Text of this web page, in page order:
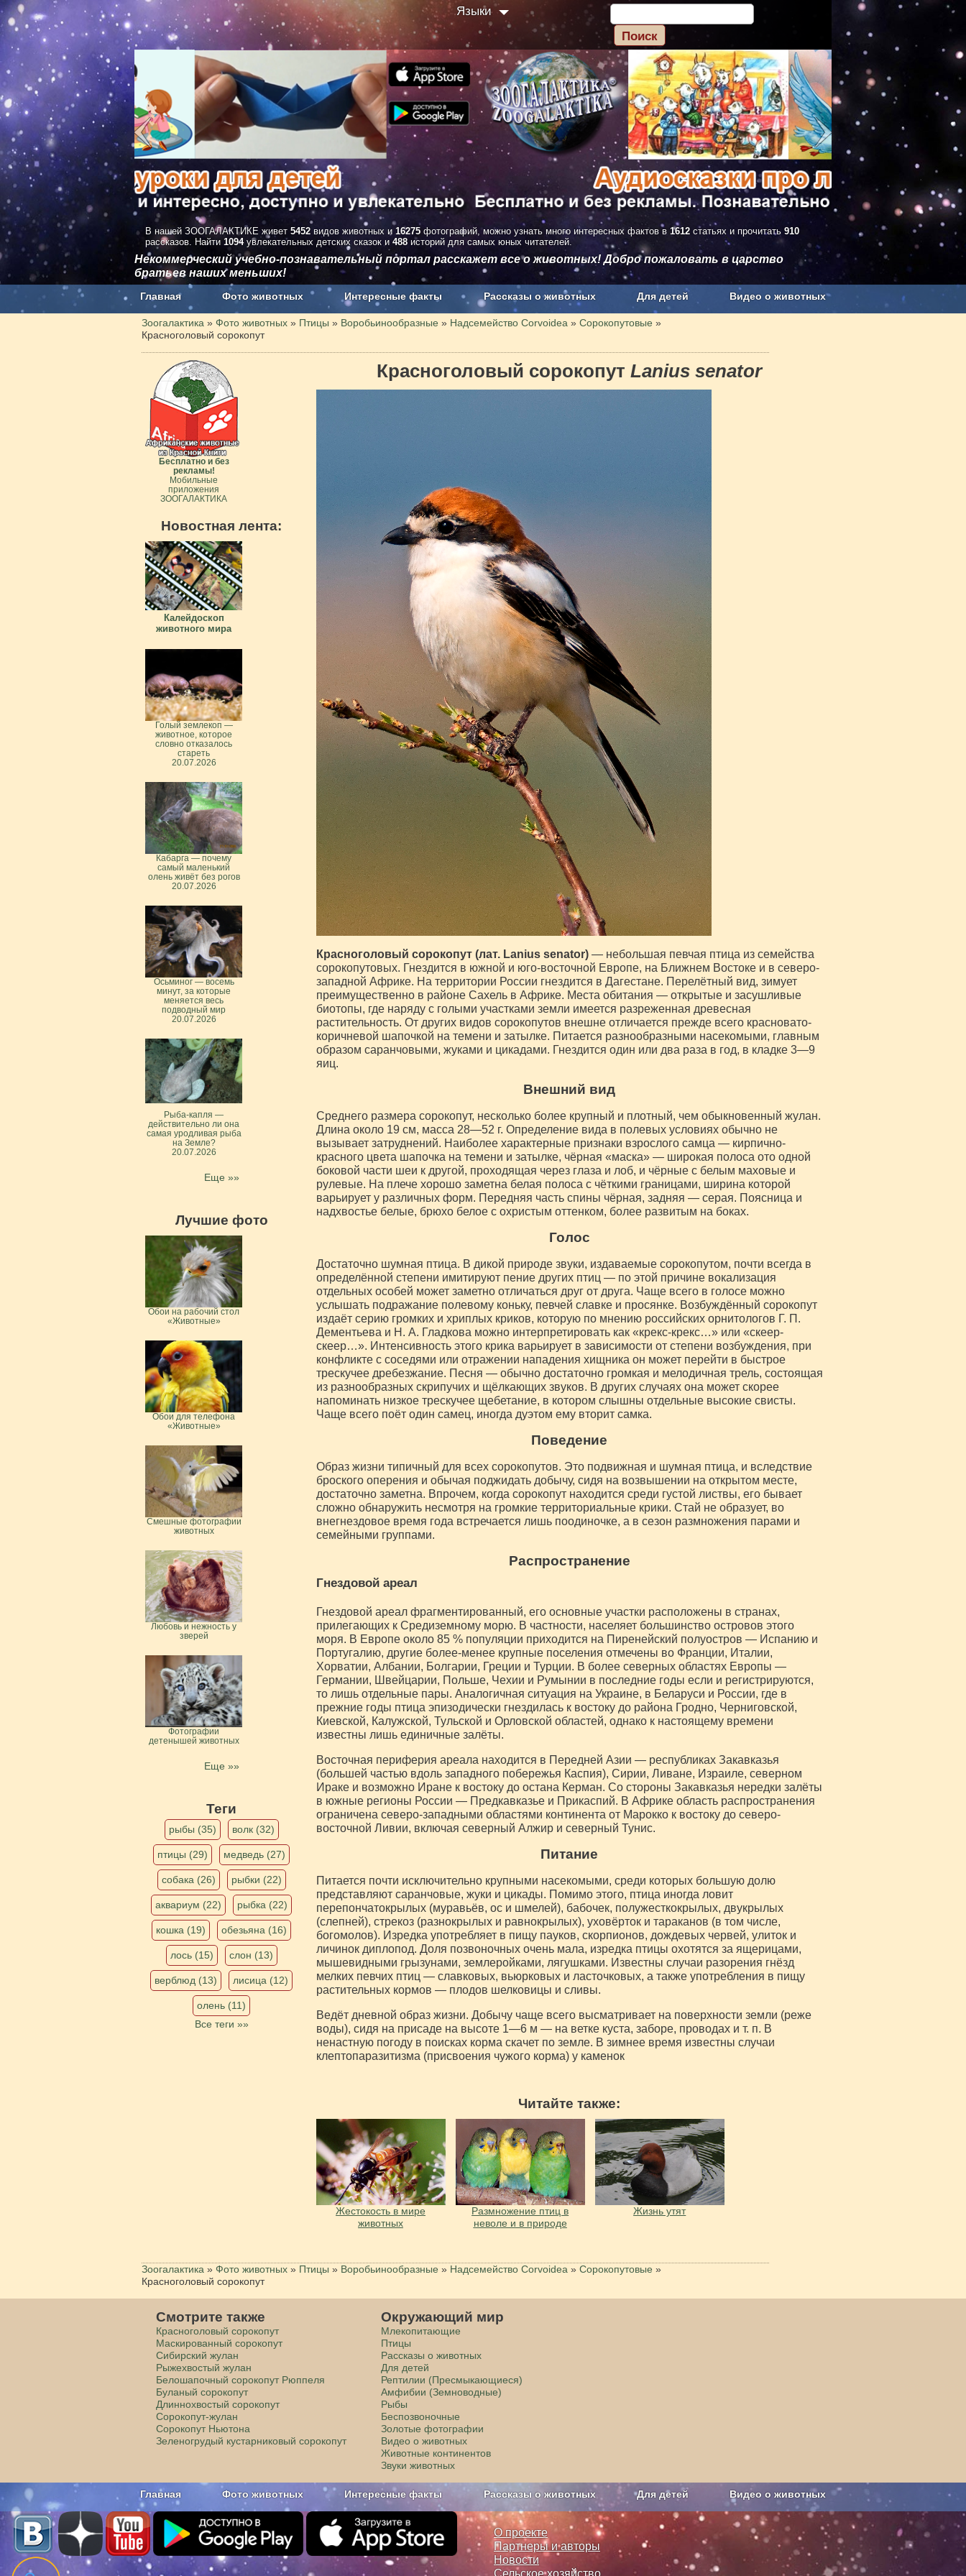
Языки
В нашей ЗООГАЛАКТИКЕ живет 5452 видов животных и 16275 фотографий, можно узнать много интересных фактов в 1612 статьях и прочитать 910
рассказов. Найти 1094увлекательных детских сказок и 488 историй для самых юных читателей.
Некоммерческий учебно-познавательный портал расскажет все о животных! Добро пожаловать в царство
братьев наших меньших!
Главная Фото животных Интересные факты Рассказы о животных Для детей Видео о животных
Наши приложения. Бесплатно и без рекламы О проекте
Зоогалактика » Фото животных » Птицы » Воробьинообразные » Надсемейство Corvoidea » Сорокопутовые »
Красноголовый сорокопут
Красноголовый сорокопут Lanius senator
Красноголовый сорокопут (лат. Lanius senator)— небольшая певчая птица из семейства
сорокопутовых. Гнездится в южной и юго-восточной Европе, на Ближнем Востоке и в северо-
западной Африке. На территории России гнездится в Дагестане. Перелётный вид, зимует
преимущественно в районе Сахель в Африке. Места обитания — открытые и засушливые
биотопы, где наряду с голыми участками земли имеется разреженная древесная
растительность. От других видов сорокопутов внешне отличается прежде всего красновато-
коричневой шапочкой на темени и затылке. Питается разнообразными насекомыми, главным
образом саранчовыми, жуками и цикадами. Гнездится один или два раза в год, в кладке 3—9
яиц.
Внешний вид
Среднего размера сорокопут, несколько более крупный и плотный, чем обыкновенный жулан.
Длина около 19 см, масса 28—52 г. Определение вида в полевых условиях обычно не
вызывает затруднений. Наиболее характерные признаки взрослого самца — кирпично-
красного цвета шапочка на темени и затылке, чёрная «маска» — широкая полоса ото одной
боковой части шеи к другой, проходящая через глаза и лоб, и чёрные с белым маховые и
рулевые. На плече хорошо заметна белая полоса с чёткими границами, ширина которой
варьирует у различных форм. Передняя часть спины чёрная, задняя — серая. Поясница и
надхвостье белые, брюхо белое с охристым оттенком, более развитым на боках.
Голос
Достаточно шумная птица. В дикой природе звуки, издаваемые сорокопутом, почти всегда в
определённой степени имитируют пение других птиц — по этой причине вокализация
отдельных особей может заметно отличаться друг от друга. Чаще всего в голосе можно
услышать подражание полевому коньку, певчей славке и просянке. Возбуждённый сорокопут
издаёт серию громких и хриплых криков, которую по мнению российских орнитологов Г. П.
Дементьева и Н. А. Гладкова можно интерпретировать как «крекс-крекс…» или «скеер-
скеер…». Интенсивность этого крика варьирует в зависимости от степени возбуждения, при
конфликте с соседями или отражении нападения хищника он может перейти в быстрое
трескучее дребезжание. Песня — обычно достаточно громкая и мелодичная трель, состоящая
из разнообразных скрипучих и щёлкающих звуков. В других случаях она может скорее
напоминать низкое трескучее щебетание, в котором слышны отдельные высокие свисты.
Чаще всего поёт один самец, иногда дуэтом ему вторит самка.
Поведение
Образ жизни типичный для всех сорокопутов. Это подвижная и шумная птица, и вследствие
броского оперения и обычая поджидать добычу, сидя на возвышении на открытом месте,
достаточно заметна. Впрочем, когда сорокопут находится среди густой листвы, его бывает
сложно обнаружить несмотря на громкие территориальные крики. Стай не образует, во
внегнездовое время года встречается лишь поодиночке, а в сезон размножения парами и
семейными группами.
Распространение
Гнездовой ареал
Гнездовой ареал фрагментированный, его основные участки расположены в странах,
прилегающих к Средиземному морю. В частности, населяет большинство островов этого
моря. В Европе около 85 % популяции приходится на Пиренейский полуостров — Испанию и
Португалию, другие более-менее крупные поселения отмечены во Франции, Италии,
Хорватии, Албании, Болгарии, Греции и Турции. В более северных областях Европы —
Германии, Швейцарии, Польше, Чехии и Румынии в последние годы если и регистрируются,
то лишь отдельные пары. Аналогичная ситуация на Украине, в Беларуси и России, где в
прежние годы птица эпизодически гнездилась к востоку до района Гродно, Черниговской,
Киевской, Калужской, Тульской и Орловской областей, однако к настоящему времени
известны лишь единичные залёты.
Восточная периферия ареала находится в Передней Азии — республиках Закавказья
(большей частью вдоль западного побережья Каспия), Сирии, Ливане, Израиле, северном
Ираке и возможно Иране к востоку до остана Керман. Со стороны Закавказья нередки залёты
в южные регионы России — Предкавказье и Прикаспий. В Африке область распространения
ограничена северо-западными областями континента от Марокко к востоку до северо-
восточной Ливии, включая северный Алжир и северный Тунис.
Питание
Питается почти исключительно крупными насекомыми, среди которых большую долю
представляют саранчовые, жуки и цикады. Помимо этого, птица иногда ловит
перепончатокрылых (муравьёв, ос и шмелей), бабочек, полужесткокрылых, двукрылых
(слепней), стрекоз (разнокрылых и равнокрылых), уховёрток и тараканов (в том числе,
богомолов). Изредка употребляет в пищу пауков, скорпионов, дождевых червей, улиток и
личинок диплопод. Доля позвоночных очень мала, изредка птицы охотятся за ящерицами,
мышевидными грызунами, землеройками, лягушками. Известны случаи разорения гнёзд
мелких певчих птиц — славковых, вьюрковых и ласточковых, а также употребления в пищу
растительных кормов — плодов шелковицы и сливы.
Ведёт дневной образ жизни. Добычу чаще всего высматривает на поверхности земли (реже
воды), сидя на присаде на высоте 1—6 м — на ветке куста, заборе, проводах и т. п. В
ненастную погоду в поисках корма скачет по земле. В зимнее время известны случаи
клептопаразитизма (присвоения чужого корма) у каменок
Читайте также:
Жестокость в мире
животных
Размножение птиц в
неволе и в природе
Жизнь утят
Бесплатно и без
рекламы!
Мобильные
приложения
ЗООГАЛАКТИКА
Новостная лента:
Калейдоскоп
животного мира
Голый землекоп —
животное, которое
словно отказалось
стареть
20.07.2026
Кабарга — почему
самый маленький
олень живёт без рогов
20.07.2026
Осьминог — восемь
минут, за которые
меняется весь
подводный мир
20.07.2026
Рыба-капля —
действительно ли она
самая уродливая рыба
на Земле?
20.07.2026
Еще »»
Лучшие фото
Обои на рабочий стол
«Животные»
Обои для телефона
«Животные»
Смешные фотографии
животных
Любовь и нежность у
зверей
Фотографии
детенышей животных
Еще »»
Теги
рыбы (35) волк (32)
птицы (29) медведь (27)
собака (26) рыбки (22)
аквариум (22) рыбка (22)
кошка (19) обезьяна (16)
лось (15) слон (13)
верблюд (13) лисица (12)
олень (11)
Все теги »»
Зоогалактика » Фото животных » Птицы » Воробьинообразные » Надсемейство Corvoidea » Сорокопутовые »
Красноголовый сорокопут
Смотрите также
Красноголовый сорокопут
Маскированный сорокопут
Сибирский жулан
Рыжехвостый жулан
Белошапочный сорокопут Рюппеля
Буланый сорокопут
Длиннохвостый сорокопут
Сорокопут-жулан
Сорокопут Ньютона
Зеленогрудый кустарниковый сорокопут
Окружающий мир
Млекопитающие
Птицы
Рассказы о животных
Для детей
Рептилии (Пресмыкающиеся)
Амфибии (Земноводные)
Рыбы
Беспозвоночные
Золотые фотографии
Видео о животных
Животные континентов
Звуки животных
Главная Фото животных Интересные факты Рассказы о животных Для детей Видео о животных
Наши приложения. Бесплатно и без рекламы О проекте Сельское хозяйство
О проекте
Партнеры и авторы
Новости